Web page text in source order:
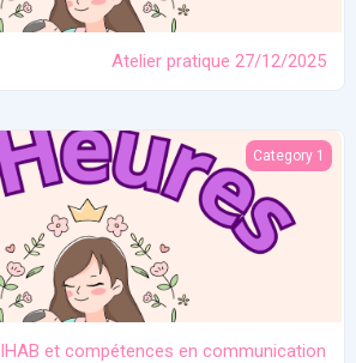
Atelier pratique 27/12/2025
IHAB et compétences en communication
Category 1
IHAB et compétences en communication